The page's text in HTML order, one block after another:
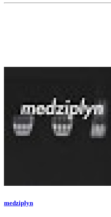
medziplyn